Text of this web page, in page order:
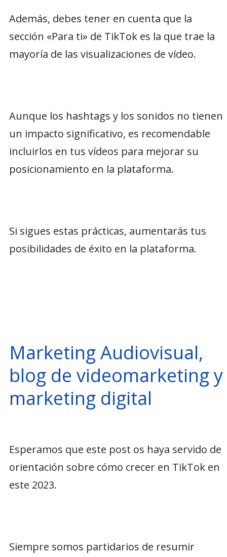
Además, debes tener en cuenta que la
sección «Para ti» de TikTok es la que trae la
mayoría de las visualizaciones de vídeo.
Aunque los hashtags y los sonidos no tienen
un impacto significativo, es recomendable
incluirlos en tus vídeos para mejorar su
posicionamiento en la plataforma.
Si sigues estas prácticas, aumentarás tus
posibilidades de éxito en la plataforma.
Marketing Audiovisual,
blog de videomarketing y
marketing digital
Esperamos que este post os haya servido de
orientación sobre cómo crecer en TikTok en
este 2023.
Siempre somos partidarios de resumir